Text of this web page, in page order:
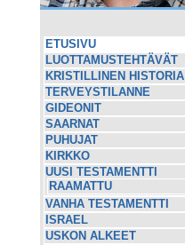
ETUSIVU
LUOTTAMUSTEHTÄVÄT
KRISTILLINEN HISTORIA
TERVEYSTILANNE
GIDEONIT
SAARNAT
PUHUJAT
KIRKKO
UUSI TESTAMENTTI
RAAMATTU
VANHA TESTAMENTTI
ISRAEL
USKON ALKEET